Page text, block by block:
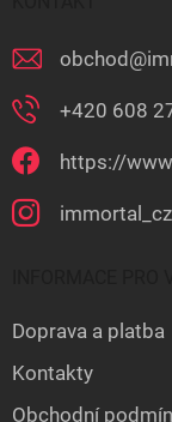
obchod@
+420 608
https://
Doprava a platba
Kontakty
Obchodní